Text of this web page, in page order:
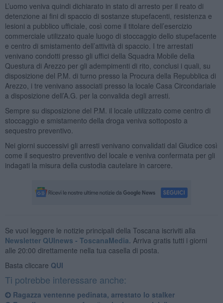
L’uomo veniva quindi dichiarato in stato di arresto per il reato di
detenzione ai fini di spaccio di sostanze stupefacenti, resistenza e
lesioni a pubblico ufficiale, così come il titolare dell’esercizio
commerciale utilizzato quale luogo di stoccaggio dello stupefacente
e centro di smistamento dell’attività di spaccio. I tre arrestati
venivano condotti presso gli uffici della Squadra Mobile della
Questura di Arezzo per gli adempimenti di rito, conclusi i quali, su
disposizione del P.M. di turno presso la Procura della Repubblica di
Arezzo, i tre venivano associati presso la locale Casa Circondariale
a disposizione dell’A.G. per la convalida degli arresti.
Sempre su disposizione del P.M. il locale utilizzato come centro di
stoccaggio e smistamento della droga veniva sottoposto a
sequestro preventivo.
Nei giorni successivi gli arresti venivano convalidati dal Giudice così
come il sequestro preventivo del locale e veniva confermata per gli
indagati la misura della custodia cautelare in carcere.
Se vuoi leggere le notizie principali della Toscana iscriviti alla
Newsletter QUInews - ToscanaMedia. Arriva gratis tutti i giorni
alle 20:00 direttamente nella tua casella di posta.
Basta cliccare QUI
Ti potrebbe interessare anche:
Ragazza ventenne pedinata, arrestato lo stalker